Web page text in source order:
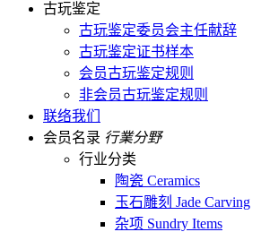
古玩鉴定
古玩鉴定委员会主任献辞
古玩鉴定证书样本
会员古玩鉴定规则
非会员古玩鉴定规则
联络我们
会员名录 行業分野
行业分类
陶瓷 Ceramics
玉石雕刻 Jade Carving
杂项 Sundry Items